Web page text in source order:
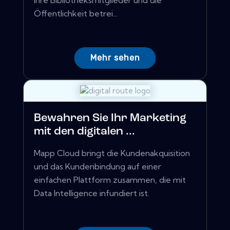
Öffentlichkeit betrei...
Mehr sehen
Bewahren Sie Ihr Marketing
mit den digitalen ...
Mapp Cloud bringt die Kundenakquisition
und das Kundenbindung auf einer
einfachen Plattform zusammen, die mit
Data Intelligence infundiert ist.